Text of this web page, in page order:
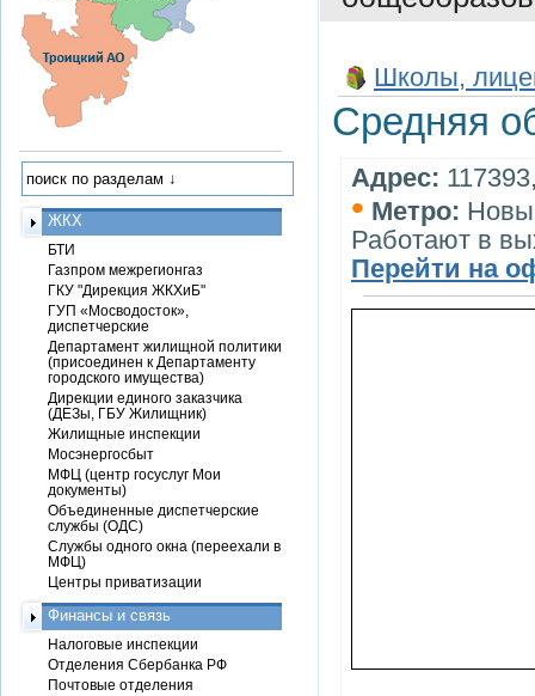
Школы,
Средняя
Адрес:
• Метро:
Работают в
Перейти на
ЖКХ
БТИ
Газпром межрегионгаз
ГКУ "Дирекция ЖКХиБ"
ГУП «Мосводосток»,
диспетчерские
Департамент жилищной политики
(присоединен к Департаменту
городского имущества)
Дирекции единого заказчика
(ДЕЗы, ГБУ Жилищник)
Жилищные инспекции
Мосэнергосбыт
МФЦ (центр госуслуг Мои
документы)
Объединенные диспетчерские
службы (ОДС)
Службы одного окна (переехали в
МФЦ)
Центры приватизации
Финансы и связь
Налоговые инспекции
Отделения Сбербанка РФ
Почтовые отделения